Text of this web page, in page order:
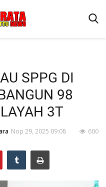
SPPG DI
98
3T
Nop 29, 2025 09:08 600